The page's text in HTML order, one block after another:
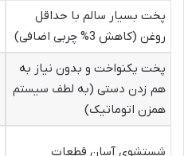
پخت بسیار سالم با حداقل
روغن (کاهش 3% چربی اضافی)
پخت یکنواخت و بدون نیاز به
هم زدن دستی (به لطف سیستم
همزن اتوماتیک)
شستشوی آسان قطعات